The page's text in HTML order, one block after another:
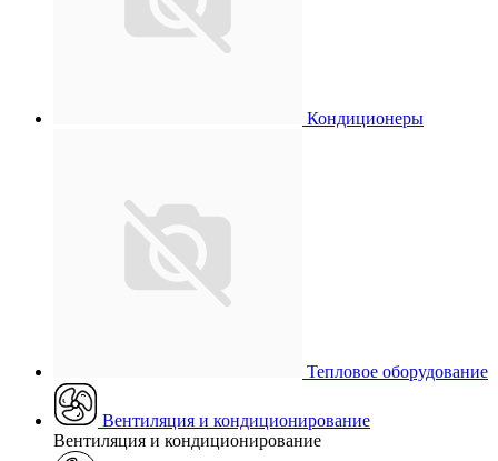
Кондиционеры
Тепловое оборудование
Вентиляция и кондиционирование
Вентиляция и кондиционирование